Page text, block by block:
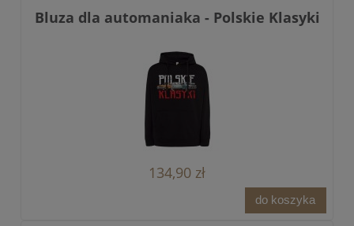
Bluza dla automaniaka - Polskie Klasyki
134,90 zł
do koszyka